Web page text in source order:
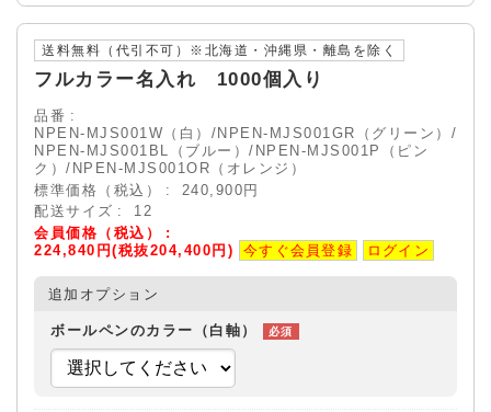
送料無料（代引不可）※北海道・沖縄県・離島を除く
フルカラー名入れ 1000個入り
品番
NPEN-MJS001W（白）/NPEN-MJS001GR（グリーン）/
NPEN-MJS001BL（ブルー）/NPEN-MJS001P（ピン
ク）/NPEN-MJS001OR（オレンジ）
標準価格（税込）
240,900円
配送サイズ
12
会員価格（税込）
224,840円(税抜204,400円)
今すぐ会員登録 ログイン
追加オプション
ボールペンのカラー（白軸）